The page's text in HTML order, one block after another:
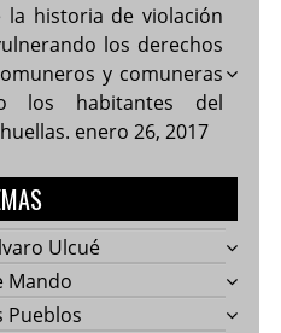
la historia de violación
los derechos
y comuneras
los habitantes del
enero 26, 2017
Ulcué
Mando
Pueblos